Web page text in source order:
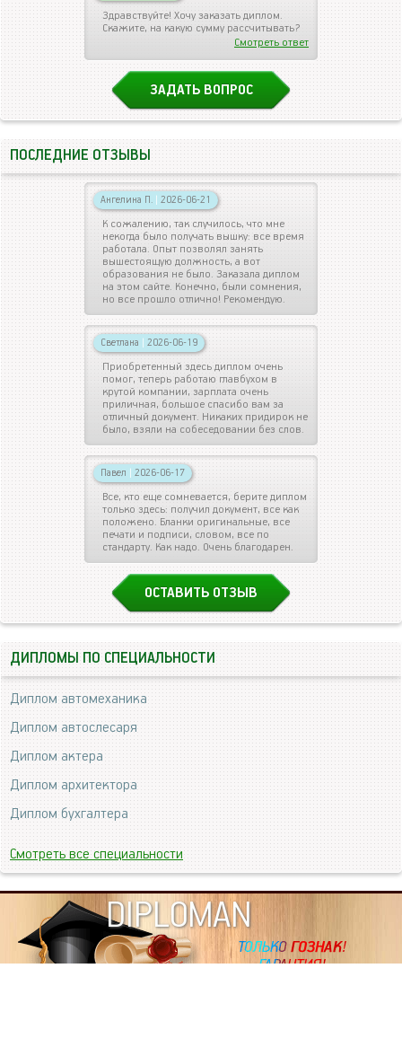
Здравствуйте! Хочу заказать диплом.
Скажите, на какую сумму рассчитывать?
Смотреть ответ
ЗАДАТЬ ВОПРОС
ПОСЛЕДНИЕ ОТЗЫВЫ
Ангелина П. | 2026-06-21
К сожалению, так случилось, что мне
некогда было получать вышку: все время
работала. Опыт позволял занять
вышестоящую должность, а вот
образования не было. Заказала диплом
на этом сайте. Конечно, были сомнения,
но все прошло отлично! Рекомендую.
Светлана | 2026-06-19
Приобретенный здесь диплом очень
помог, теперь работаю главбухом в
крутой компании, зарплата очень
приличная, большое спасибо вам за
отличный документ. Никаких придирок не
было, взяли на собеседовании без слов.
Павел | 2026-06-17
Все, кто еще сомневается, берите диплом
только здесь: получил документ, все как
положено. Бланки оригинальные, все
печати и подписи, словом, все по
стандарту. Как надо. Очень благодарен.
ОСТАВИТЬ ОТЗЫВ
ДИПЛОМЫ ПО СПЕЦИАЛЬНОСТИ
Диплом автомеханика
Диплом автослесаря
Диплом актера
Диплом архитектора
Диплом бухгалтера
Смотреть все специальности
DIPLOMAN